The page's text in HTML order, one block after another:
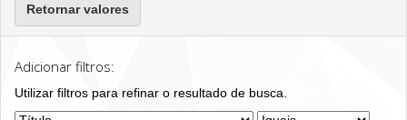
Retornar valores
Adicionar filtros:
Utilizar filtros para refinar o resultado de busca.